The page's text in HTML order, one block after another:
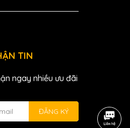
TIN
ngay nhiều ưu đãi
ĐĂNG KÝ